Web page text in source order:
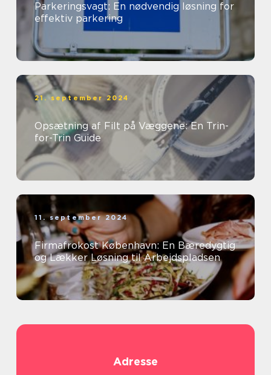
Parkeringsvagt: En nødvendig løsning for
effektiv parkering
21. september 2024
Opsætning af Filt på Væggene: En Trin-
for-Trin Guide
11. september 2024
Firmafrokost København: En Bæredygtig
og Lækker Løsning til Arbejdspladsen
Adresse